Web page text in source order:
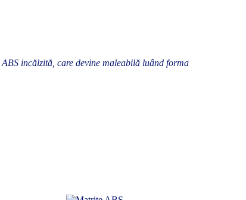
incălzită, care devine maleabilă luând forma